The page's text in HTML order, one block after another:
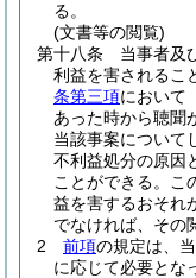
る。
(文書等の閲覧)
第十八条
当事者及
利益を害されるこ
条第三項において
あった時から聴聞
当該事案について
不利益処分の原因
ことができる。
こ
益を害するおそれ
でなければ、その
2
前項の規定は、
に応じて必要とな